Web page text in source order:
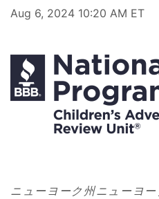
Aug 6, 2024 10:20 AM ET
ニューヨーク州ニューヨ